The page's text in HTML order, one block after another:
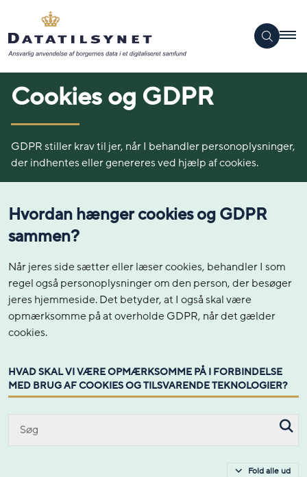
Cookies og GDPR
GDPR stiller krav til jer, når I behandler personoplysninger,
der indhentes eller genereres ved hjælp af cookies.
Hvordan hænger cookies og GDPR
sammen?
Når jeres side sætter eller læser cookies, behandler I som
regel også personoplysninger om den person, der besøger
jeres hjemmeside. Det betyder, at I også skal være
opmærksomme på at overholde GDPR, når det gælder
cookies.
HVAD SKAL VI VÆRE OPMÆRKSOMME PÅ I FORBINDELSE
MED BRUG AF COOKIES OG TILSVARENDE TEKNOLOGIER?
Fold alle ud